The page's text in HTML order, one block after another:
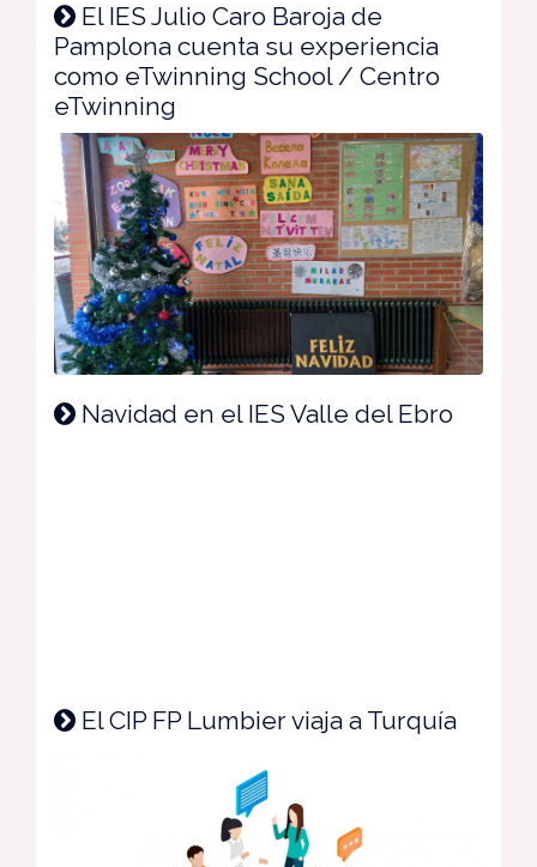
El IES Julio Caro Baroja de
Pamplona cuenta su experiencia
como eTwinning School / Centro
eTwinning
Navidad en el IES Valle del Ebro
El CIP FP Lumbier viaja a Turquía